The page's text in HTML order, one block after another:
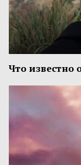
Что известно